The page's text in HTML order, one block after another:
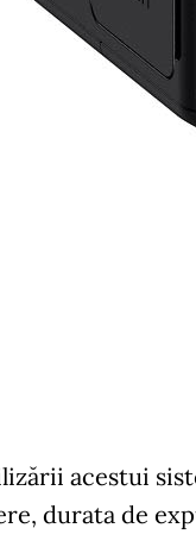
acestui
durata de